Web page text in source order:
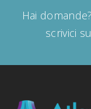
Hai
scrivici